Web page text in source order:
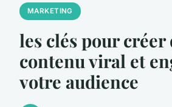
MARKETING
les clés pour créer
contenu viral et
votre audience